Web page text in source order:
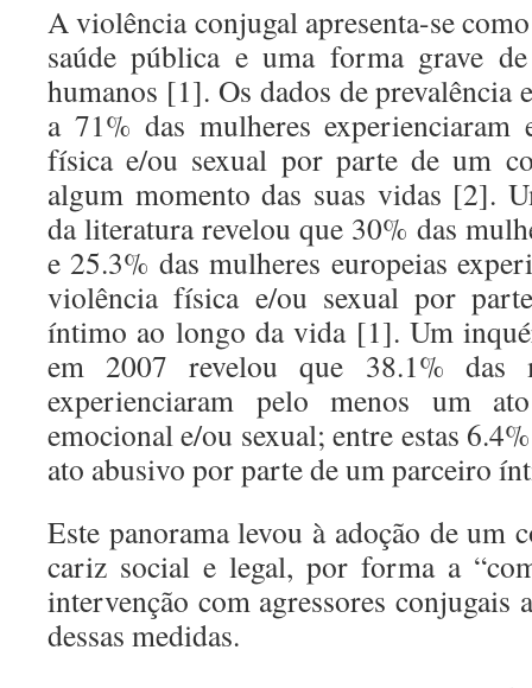
A violência conjugal apresenta-se
saúde pública e uma forma grave
humanos [1]. Os dados de prevalência
a 71% das mulheres experienciaram
física e/ou sexual por parte de um
algum momento das suas vidas [2].
da literatura revelou que 30% das
e 25.3% das mulheres europeias
violência física e/ou sexual por
íntimo ao longo da vida [1]. Um
em 2007 revelou que 38.1% das
experienciaram pelo menos um
emocional e/ou sexual; entre estas
ato abusivo por parte de um parceiro
Este panorama levou à adoção de um
cariz social e legal, por forma a
intervenção com agressores conjugais
dessas medidas.